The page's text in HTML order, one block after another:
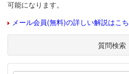
可能になります。
メール会員(無料)の詳しい解説はこ
質問検索